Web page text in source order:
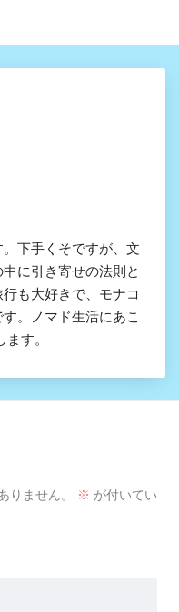
下手くそですが、文
に引き寄せの法則と
も大好きで、モナコ
。ノマド生活にあこ
す。
りません。 ※ が付いてい